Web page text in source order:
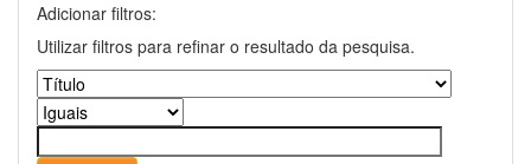
Adicionar filtros:
Utilizar filtros para refinar o resultado da pesquisa.